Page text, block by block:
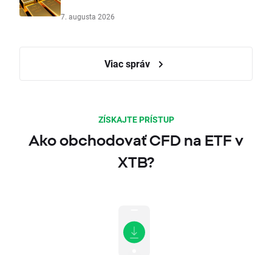
7. augusta 2026
Viac správ
ZÍSKAJTE PRÍSTUP
Ako obchodovať CFD na ETF v
XTB?